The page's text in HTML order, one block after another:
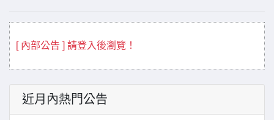
[ 內部公告 ] 請登入後瀏覽！
近月內熱門公告